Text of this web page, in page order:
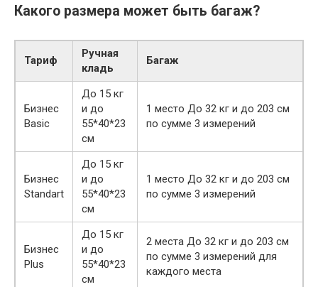
Какого размера может быть багаж?
Тариф
Ручная
кладь
Багаж
Бизнес
Basic
До 15 кг
и до
55*40*23
см
1 место До 32 кг и до 203 см
по сумме 3 измерений
Бизнес
Standart
До 15 кг
и до
55*40*23
см
1 место До 32 кг и до 203 см
по сумме 3 измерений
Бизнес
Plus
До 15 кг
и до
55*40*23
см
2 места До 32 кг и до 203 см
по сумме 3 измерений для
каждого места